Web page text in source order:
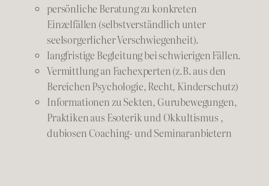
persönliche Beratung zu konkreten
Einzelfällen (selbstverständlich unter
seelsorgerlicher Verschwiegenheit).
langfristige Begleitung bei schwierigen Fällen.
Vermittlung an Fachexperten (z.B. aus den
Bereichen Psychologie, Recht, Kinderschutz)
Informationen zu Sekten, Gurubewegungen,
Praktiken aus Esoterik und Okkultismus ,
dubiosen Coaching- und Seminaranbietern